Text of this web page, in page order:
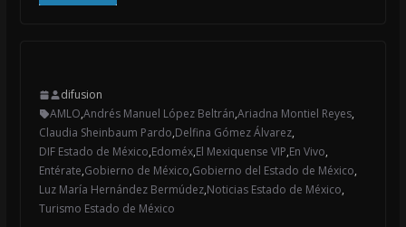
difusion
AMLO,Andrés Manuel López Beltrán,Ariadna Montiel Reyes,
Claudia Sheinbaum Pardo,Delfina Gómez Álvarez,
DIF Estado de México,Edoméx,El Mexiquense VIP,En Vivo,
Entérate,Gobierno de México,Gobierno del Estado de México,
Luz María Hernández Bermúdez,Noticias Estado de México,
Turismo Estado de México